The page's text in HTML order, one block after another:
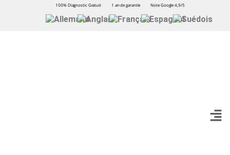
100% Diagnostic Gratuit 1 an de garantie Note Google 4,9/5